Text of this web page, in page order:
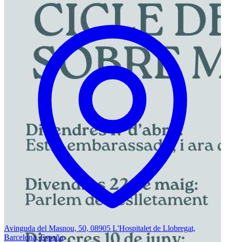
Avinguda del Masnou, 50, 08905 L'Hospitalet de Llobregat,
Barcelona, España